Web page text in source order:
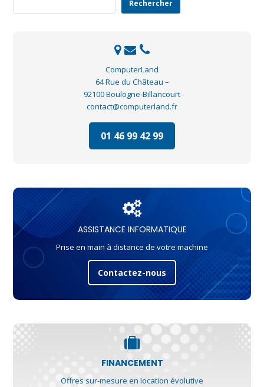
Rechercher
ComputerLand
64 Rue du Château –
92100 Boulogne-Billancourt
contact@computerland.fr
01 46 99 42 99
ASSISTANCE INFORMATIQUE
Prise en main à distance de votre machine
Contactez-nous
FINANCEMENT
Offres sur-mesure en location évolutive